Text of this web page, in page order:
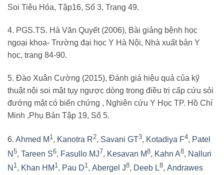
Soi Tiêu Hóa, Tập16, Số 3, Trang 49.
4. PGS.TS. Hà Văn Quyết (2006), Bài giảng bệnh học
ngoại khoa- Trường đại học Y Hà Nội, Nhà xuất bản Y
học, trang 84-90.
5. Đào Xuân Cường (2015), Đánh giá hiệu quả của kỹ
thuật nội soi mật tụy ngược dòng trong điều trị cấp cứu sỏi
đướng mật có biến chứng , Nghiên cứu Y Học TP. Hồ Chí
Minh ,Phụ Bản Tập 19, Số 5.
6. Ahmed M 1, Kanotra R2, Savani GT3, Kotadiya F4, Patel
N 5, Tareen S6, Fasullo MJ7, Kesavan M8, Kahn A8, Nalluri
N 1, Khan HM 1, Pau D1, Abergel J8, Deeb L8, Andrawes